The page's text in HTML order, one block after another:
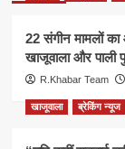
22 संगीन मामलों का
खाजूवाला और पाली
R.Khabar Team
खाजूवाला ब्रेकिंग न्यूज